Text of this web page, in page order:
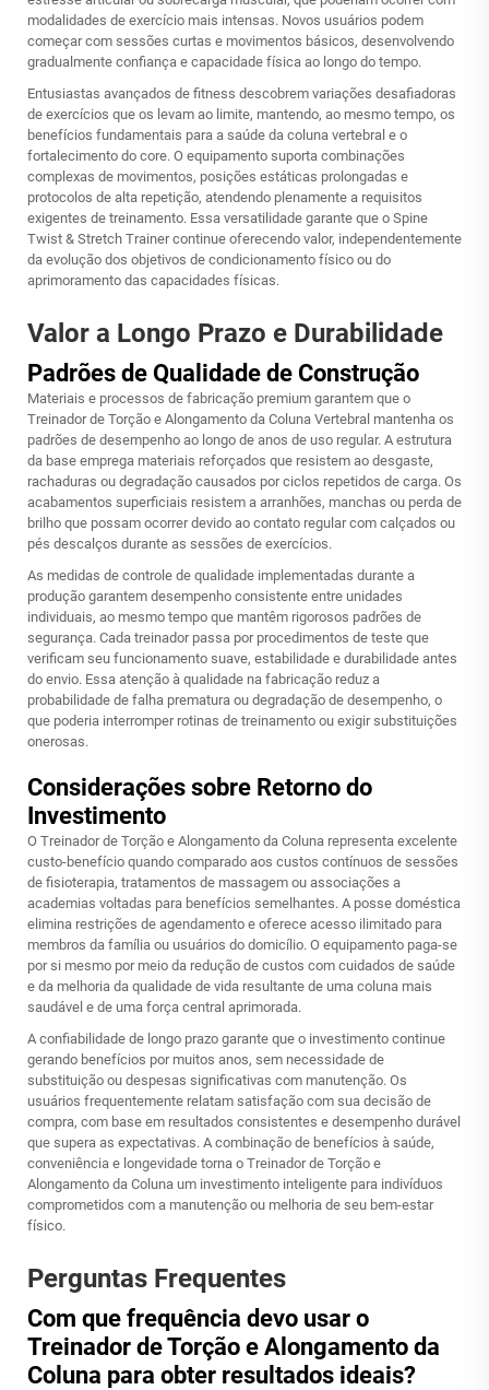
modalidades de exercício mais intensas. Novos usuários podem
começar com sessões curtas e movimentos básicos, desenvolvendo
gradualmente confiança e capacidade física ao longo do tempo.
Entusiastas avançados de fitness descobrem variações desafiadoras
de exercícios que os levam ao limite, mantendo, ao mesmo tempo, os
benefícios fundamentais para a saúde da coluna vertebral e o
fortalecimento do core. O equipamento suporta combinações
complexas de movimentos, posições estáticas prolongadas e
protocolos de alta repetição, atendendo plenamente a requisitos
exigentes de treinamento. Essa versatilidade garante que o Spine
Twist & Stretch Trainer continue oferecendo valor, independentemente
da evolução dos objetivos de condicionamento físico ou do
aprimoramento das capacidades físicas.
Valor a Longo Prazo e Durabilidade
Padrões de Qualidade de Construção
Materiais e processos de fabricação premium garantem que o
Treinador de Torção e Alongamento da Coluna Vertebral mantenha os
padrões de desempenho ao longo de anos de uso regular. A estrutura
da base emprega materiais reforçados que resistem ao desgaste,
rachaduras ou degradação causados por ciclos repetidos de carga. Os
acabamentos superficiais resistem a arranhões, manchas ou perda de
brilho que possam ocorrer devido ao contato regular com calçados ou
pés descalços durante as sessões de exercícios.
As medidas de controle de qualidade implementadas durante a
produção garantem desempenho consistente entre unidades
individuais, ao mesmo tempo que mantêm rigorosos padrões de
segurança. Cada treinador passa por procedimentos de teste que
verificam seu funcionamento suave, estabilidade e durabilidade antes
do envio. Essa atenção à qualidade na fabricação reduz a
probabilidade de falha prematura ou degradação de desempenho, o
que poderia interromper rotinas de treinamento ou exigir substituições
onerosas.
Considerações sobre Retorno do
Investimento
O Treinador de Torção e Alongamento da Coluna representa excelente
custo-benefício quando comparado aos custos contínuos de sessões
de fisioterapia, tratamentos de massagem ou associações a
academias voltadas para benefícios semelhantes. A posse doméstica
elimina restrições de agendamento e oferece acesso ilimitado para
membros da família ou usuários do domicílio. O equipamento paga-se
por si mesmo por meio da redução de custos com cuidados de saúde
e da melhoria da qualidade de vida resultante de uma coluna mais
saudável e de uma força central aprimorada.
A confiabilidade de longo prazo garante que o investimento continue
gerando benefícios por muitos anos, sem necessidade de
substituição ou despesas significativas com manutenção. Os
usuários frequentemente relatam satisfação com sua decisão de
compra, com base em resultados consistentes e desempenho durável
que supera as expectativas. A combinação de benefícios à saúde,
conveniência e longevidade torna o Treinador de Torção e
Alongamento da Coluna um investimento inteligente para indivíduos
comprometidos com a manutenção ou melhoria de seu bem-estar
físico.
Perguntas Frequentes
Com que frequência devo usar o
Treinador de Torção e Alongamento da
Coluna para obter resultados ideais?